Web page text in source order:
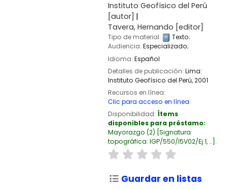
Instituto Geofísico del Perú
[autor]
Tavera, Hernando [editor]
Tipo de material: Texto;
Audiencia: Especializado;
Idioma: Español
Detalles de publicación: Lima:
Instituto Geofísico del Perú,2001
Recursos en línea:
Clic para acceso en línea
Disponibilidad: Ítems
disponibles para préstamo:
Mayorazgo (2) Signatura
topográfica: IGP/550/I5V02/Ej.1, .. .
Guardar en listas